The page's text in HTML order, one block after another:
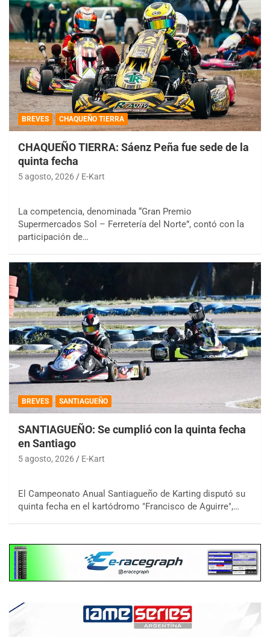
BREVES CHAQUEÑO TIERRA
CHAQUEÑO TIERRA: Sáenz Peña fue sede de la
quinta fecha
5 agosto, 2026 E-Kart
La competencia, denominada “Gran Premio
Supermercados Sol – Ferretería del Norte”, contó con la
participación de…
BREVES SANTIAGUEÑO
SANTIAGUEÑO: Se cumplió con la quinta fecha
en Santiago
5 agosto, 2026 E-Kart
El Campeonato Anual Santiagueño de Karting disputó su
quinta fecha en el kartódromo "Francisco de Aguirre",…